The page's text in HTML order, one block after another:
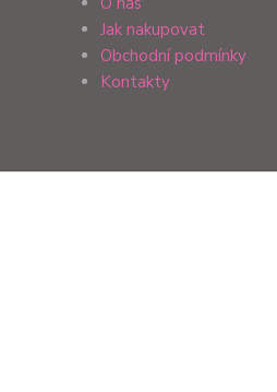
Jak nakupovat
Obchodní podmínky
Kontakty